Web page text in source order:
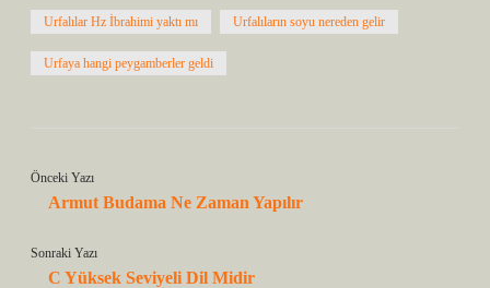
Urfalılar Hz İbrahimi yaktı mı Urfalıların soyu nereden gelir
Urfaya hangi peygamberler geldi
Önceki Yazı
Armut Budama Ne Zaman Yapılır
Sonraki Yazı
C Yüksek Seviyeli Dil Midir